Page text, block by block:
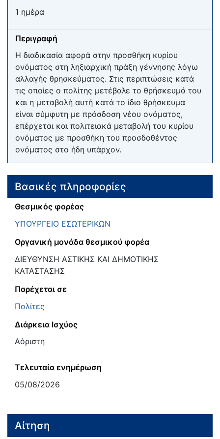
1 ημέρα
Περιγραφή
Η διαδικασία αφορά στην προσθήκη κυρίου
ονόματος στη ληξιαρχική πράξη γέννησης λόγω
αλλαγής θρησκεύματος. Στις περιπτώσεις κατά
τις οποίες ο πολίτης μετέβαλε το θρήσκευμά του
και η μεταβολή αυτή κατά το ίδιο θρήσκευμα
είναι σύμφυτη με πρόσδοση νέου ονόματος,
επέρχεται και πολιτειακά μεταβολή του κυρίου
ονόματος με προσθήκη του προσδοθέντος
ονόματος στο ήδη υπάρχον.
Βασικές πληροφορίες
Θεσμικός φορέας
ΥΠΟΥΡΓΕΙΟ ΕΣΩΤΕΡΙΚΩΝ
Οργανική μονάδα θεσμικού φορέα
ΔΙΕΥΘΥΝΣΗ ΑΣΤΙΚΗΣ ΚΑΙ ΔΗΜΟΤΙΚΗΣ
ΚΑΤΑΣΤΑΣΗΣ
Παρέχεται σε
Πολίτες
Διάρκεια Ισχύος
Αόριστη
Τελευταία ενημέρωση
05/08/2026
Αίτηση